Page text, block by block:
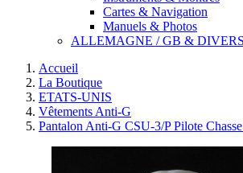
Cartes & Navigation
Manuels & Photos
ALLEMAGNE / GB & DIVERS
Accueil
La Boutique
ETATS-UNIS
Vêtements Anti-G
Pantalon Anti-G CSU-3/P Pilote